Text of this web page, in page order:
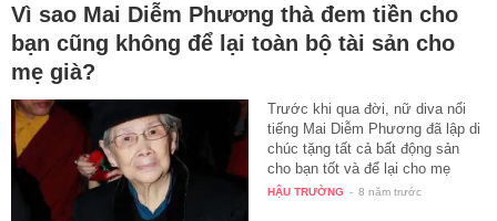
Vì sao Mai Diễm Phương thà đem tiền cho
bạn cũng không để lại toàn bộ tài sản cho
mẹ già?
Trước khi qua đời, nữ diva nổi
tiếng Mai Diễm Phương đã lập di
chúc tặng tất cả bất động sản
cho bạn tốt và để lại cho mẹ
già…
HẬU TRƯỜNG - 8 năm trước